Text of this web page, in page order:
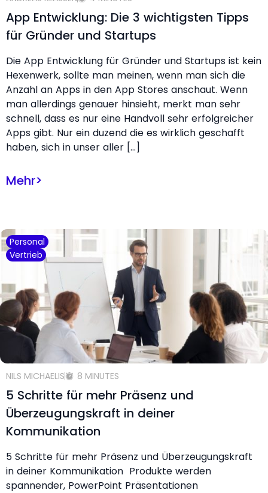
App Entwicklung: Die 3 wichtigsten Tipps
für Gründer und Startups
Die App Entwicklung für Gründer und Startups ist kein
Hexenwerk, sollte man meinen, wenn man sich die
Anzahl an Apps in den App Stores anschaut. Wenn
man allerdings genauer hinsieht, merkt man sehr
schnell, dass es nur eine Handvoll sehr erfolgreicher
Apps gibt. Nur ein duzend die es wirklich geschafft
haben, sich in unser aller […]
Mehr>
Personal
Vertrieb
NILS MICHAELIS 8 MINUTES
5 Schritte für mehr Präsenz und
Überzeugungskraft in deiner
Kommunikation
5 Schritte für mehr Präsenz und Überzeugungskraft
in deiner Kommunikation Produkte werden
spannender, PowerPoint Präsentationen